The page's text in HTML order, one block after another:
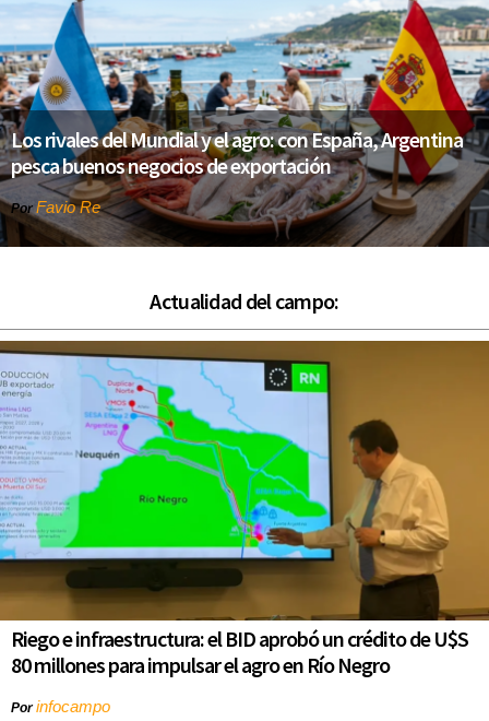
Los rivales del Mundial y el agro: con España, Argentina
pesca buenos negocios de exportación
PorFavio Re
Actualidad del campo:
Riego e infraestructura: el BID aprobó un crédito de U$S
80 millones para impulsar el agro en Río Negro
Porinfocampo